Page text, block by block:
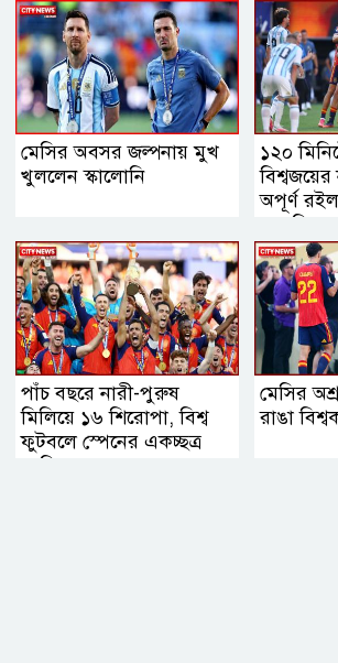
মেসির অবসর জল্পনায় মুখ
খুললেন স্কালোনি
১২০
অপূর্ণ রইল
পাঁচ বছরে নারী-পুরুষ
মিলিয়ে ১৬ শিরোপা, বিশ্ব
ফুটবলে স্পেনের একচ্ছত্র
আধিপত্য
মেসির
রাঙা